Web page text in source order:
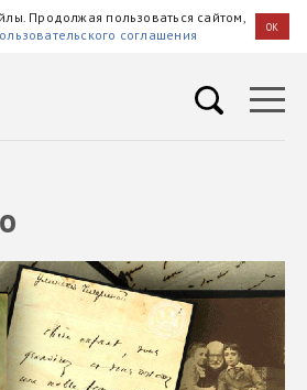
Продолжая пользоваться сайтом,
соглашения OK